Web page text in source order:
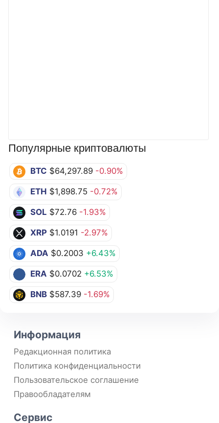
Популярные криптовалюты
BTC $64,297.89 -0.90%
ETH $1,898.75 -0.72%
SOL $72.76 -1.93%
XRP $1.0191 -2.97%
ADA $0.2003 +6.43%
ERA $0.0702 +6.53%
BNB $587.39 -1.69%
Информация
Редакционная политика
Политика конфиденциальности
Пользовательское соглашение
Правообладателям
Сервис